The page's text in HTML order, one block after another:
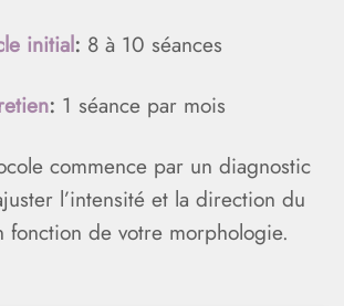
initial: 8 à 10 séances
: 1 séance par mois
commence par un diagnostic
l’intensité et la direction du
fonction de votre morphologie.